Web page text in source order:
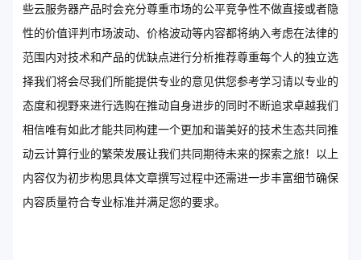
些云服务器产品时会充分尊重市场的公平竞争性不做直接或者隐
性的价值评判市场波动、价格波动等内容都将纳入考虑在法律的
范围内对技术和产品的优缺点进行分析推荐尊重每个人的独立选
择我们将会尽我们所能提供专业的意见供您参考学习请以专业的
态度和视野来进行选购在推动自身进步的同时不断追求卓越我们
相信唯有如此才能共同构建一个更加和谐美好的技术生态共同推
动云计算行业的繁荣发展让我们共同期待未来的探索之旅！以上
内容仅为初步构思具体文章撰写过程中还需进一步丰富细节确保
内容质量符合专业标准并满足您的要求。